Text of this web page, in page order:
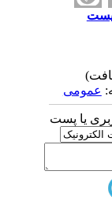
عمومى
یا پست